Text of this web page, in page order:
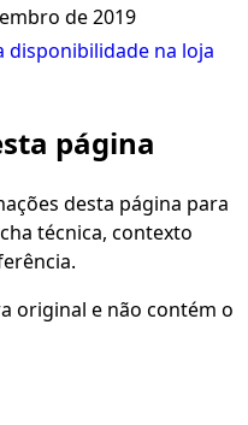
de 2019
disponibilidade na loja
página
desta página para
técnica, contexto
original e não contém o